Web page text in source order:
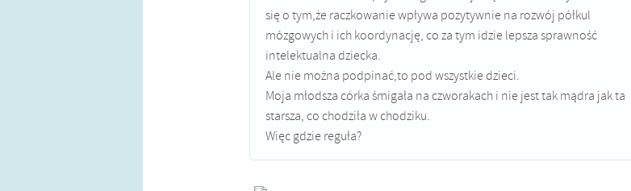
się o tym,że raczkowanie wpływa pozytywnie na rozwój półkul
mózgowych i ich koordynację, co za tym idzie lepsza sprawność
intelektualna dziecka.
Ale nie można podpinać,to pod wszystkie dzieci.
Moja młodsza córka śmigała na czworakach i nie jest tak mądra jak ta
starsza, co chodziła w chodziku.
Więc gdzie reguła?